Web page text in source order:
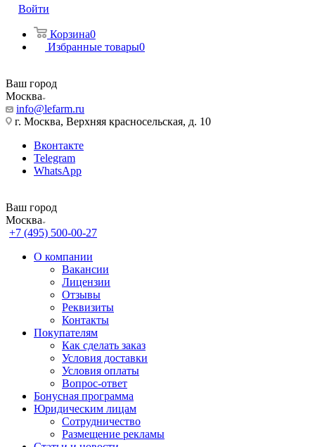
Войти
Корзина0
Избранные товары0
Ваш город
Москва
info@lefarm.ru
г. Москва, Верхняя красносельская, д. 10
Вконтакте
Telegram
WhatsApp
Ваш город
Москва
+7 (495) 500-00-27
О компании
Вакансии
Лицензии
Отзывы
Реквизиты
Контакты
Покупателям
Как сделать заказ
Условия доставки
Условия оплаты
Вопрос-ответ
Бонусная программа
Юридическим лицам
Сотрудничество
Размещение рекламы